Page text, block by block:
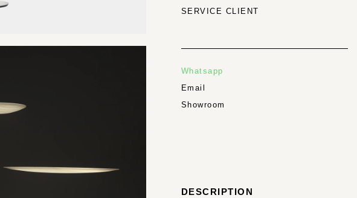
SERVICE CLIENT
Whatsapp
Email
Showroom
DESCRIPTION